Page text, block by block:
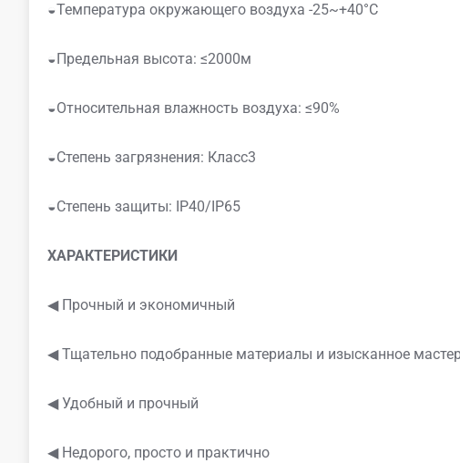
◒Температура окружающего воздуха -25~+40°C
◒Предельная высота: ≤2000м
◒Относительная влажность воздуха: ≤90%
◒Степень загрязнения: Класс3
◒Степень защиты: IP40/IP65
ХАРАКТЕРИСТИКИ
◀ Прочный и экономичный
◀ Тщательно подобранные материалы и изысканное
◀ Удобный и прочный
◀ Недорого, просто и практично